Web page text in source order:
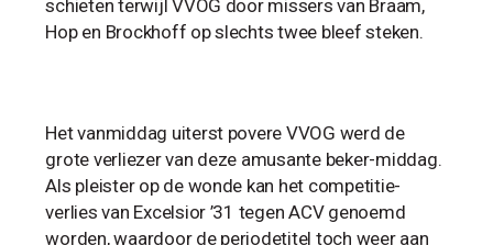
schieten terwijl VVOG door missers van Braam,
Hop en Brockhoff op slechts twee bleef steken.
Het vanmiddag uiterst povere VVOG werd de
grote verliezer van deze amusante beker-middag.
Als pleister op de wonde kan het competitie-
verlies van Excelsior ’31 tegen ACV genoemd
worden, waardoor de periodetitel toch weer aan